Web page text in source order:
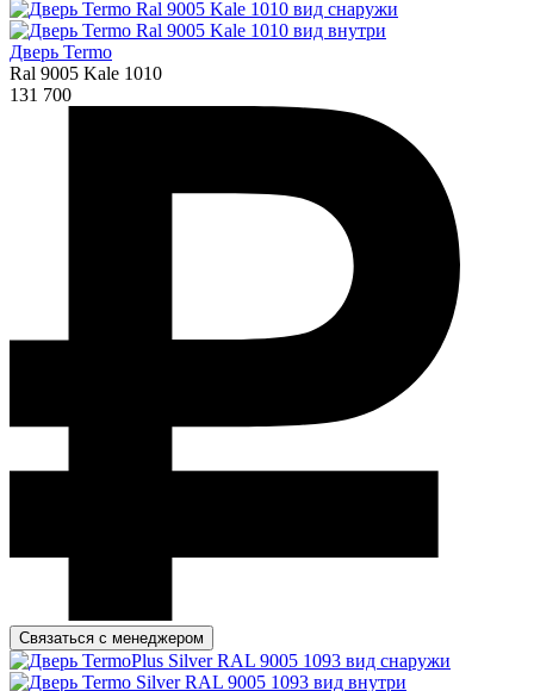
Дверь Termo
Ral 9005 Kale 1010
131 700
Связаться с менеджером